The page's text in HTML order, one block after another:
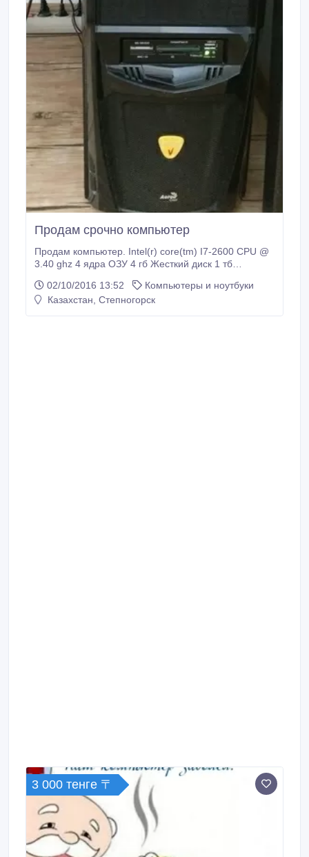
Продам срочно компьютер
Продам компьютер. Intel(r) core(tm) I7-2600 CPU @
3.40 ghz 4 ядра ОЗУ 4 гб Жесткий диск 1 тб
дополнений: *Дисковод *Встроенный кард-ридер.
*Встроенный Wi-Fi модуль Так же продается
02/10/2016 13:52
Компьютеры и ноутбуки
Казахстан, Степногорск
3 000 тенге 〒